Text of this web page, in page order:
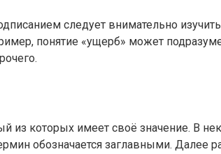
следует внимательно
понятие «ущерб» может
которых имеет своё значение. В
обозначается заглавными.